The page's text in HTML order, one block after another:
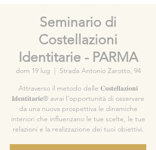
Seminario di
Costellazioni
Identitarie - PARMA
dom 19 lug
  |
Strada Antonio Zarotto, 94
Attraverso il metodo delle 𝐂𝐨𝐬𝐭𝐞𝐥𝐥𝐚𝐳𝐢𝐨𝐧𝐢
𝐈𝐝𝐞𝐧𝐭𝐢𝐭𝐚𝐫𝐢𝐞® avrai l’opportunità di osservare
da una nuova prospettiva le dinamiche
interiori che influenzano le tue scelte, le tue
relazioni e la realizzazione dei tuoi obiettivi.